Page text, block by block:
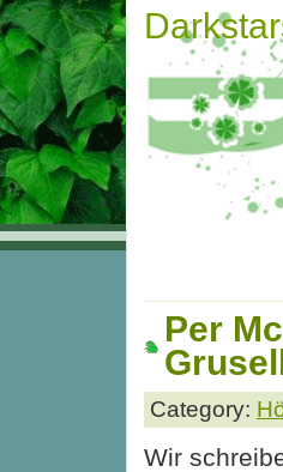
Per
Category:
Wir